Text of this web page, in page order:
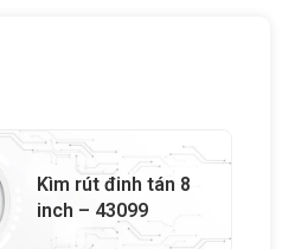
Kìm rút đinh tán 8
inch – 43099